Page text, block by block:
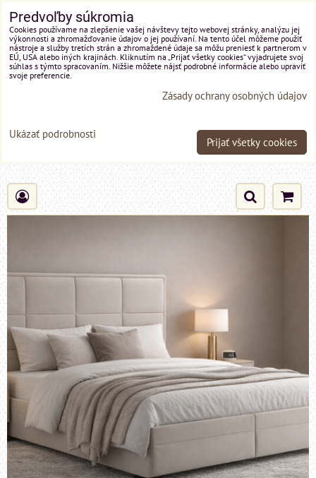
Predvoľby súkromia
Cookies používame na zlepšenie vašej návštevy tejto webovej stránky, analýzu jej
výkonnosti a zhromažďovanie údajov o jej používaní. Na tento účel môžeme použiť
nástroje a služby tretích strán a zhromaždené údaje sa môžu preniesť k partnerom v
EÚ, USA alebo iných krajinách. Kliknutím na „Prijať všetky cookies“ vyjadrujete svoj
súhlas s týmto spracovaním. Nižšie môžete nájsť podrobné informácie alebo upraviť
svoje preferencie.
Zásady ochrany osobných údajov
Ukázať podrobnosti
Prijať všetky cookies